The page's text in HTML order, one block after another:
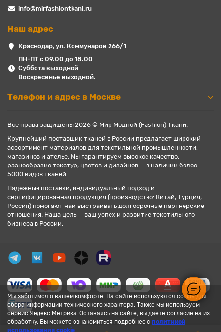
Мы заботимся о вашем комфорте. На сайте используются cookie для
сбора информации технического характера. Также мы используем
сервис Яндекс.Метрика. Оставаясь на сайте, вы даёте согласие на их
обработку. Вы можете ознакомиться подробнее с политикой
использования cookie.
info@mirfashiontkani.ru
Наш адрес
Краснодар, ул. Коммунаров 266/1
ПН-ПТ с 09.00 до 18.00
Суббота выходной
Воскресенье выходной.
Телефон и адрес в Москве
Все права защищены 2026 © Мир Модной (Fashion) Ткани.
Крупнейший поставщик тканей в России предлагает широкий
ассортимент материалов для текстильной промышленности,
магазинов и ателье. Мы гарантируем высокое качество,
разнообразие текстур, цветов и дизайнов — в наличии более
5000 видов тканей.
Надежные поставки, индивидуальный подход и
сертифицированная продукция (производство: Китай, Турция,
Россия) помогают нам выстраивать долгосрочные партнерские
отношения. Наша цель — ваш успех и развитие текстильного
бизнеса в России.